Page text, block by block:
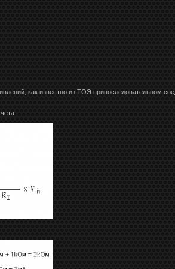
как известно из ТОЭ припоследовательном
.